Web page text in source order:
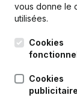
Publications
Date
19-06-
vous donne le
utilisées.
Cookies
Cookies